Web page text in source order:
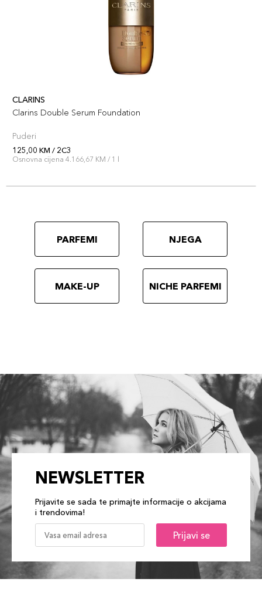
CLARINS
Clarins Double Serum Foundation
Puderi
125,00 KM / 2C3
Osnovna cijena 4.166,67 KM / 1 l
PARFEMI NJEGA
MAKE-UP NICHE PARFEMI
NEWSLETTER
Prijavite se sada te primajte informacije o akcijama
i trendovima!
Prijavi se